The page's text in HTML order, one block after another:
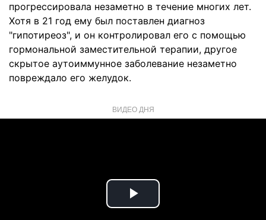
прогрессировала незаметно в течение многих лет.
Хотя в 21 год ему был поставлен диагноз
"гипотиреоз", и он контролировал его с помощью
гормональной заместительной терапии, другое
скрытое аутоиммунное заболевание незаметно
повреждало его желудок.
ВИДЕО ДНЯ
Play